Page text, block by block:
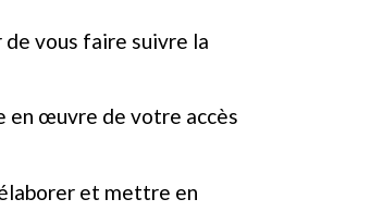
vous faire suivre la
en œuvre de votre accès
et mettre en